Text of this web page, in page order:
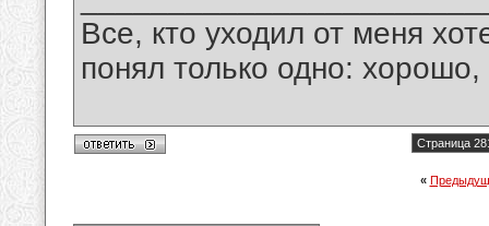
Все, кто уходил от меня
понял только одно:
Страница
«